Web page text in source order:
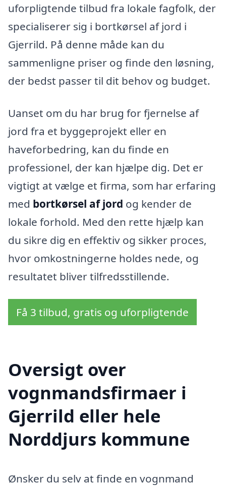
uforpligtende tilbud fra lokale fagfolk, der
specialiserer sig i bortkørsel af jord i
Gjerrild. På denne måde kan du
sammenligne priser og finde den løsning,
der bedst passer til dit behov og budget.
Uanset om du har brug for fjernelse af
jord fra et byggeprojekt eller en
haveforbedring, kan du finde en
professionel, der kan hjælpe dig. Det er
vigtigt at vælge et firma, som har erfaring
med bortkørsel af jord og kender de
lokale forhold. Med den rette hjælp kan
du sikre dig en effektiv og sikker proces,
hvor omkostningerne holdes nede, og
resultatet bliver tilfredsstillende.
Få 3 tilbud, gratis og uforpligtende
Oversigt over
vognmandsfirmaer i
Gjerrild eller hele
Norddjurs kommune
Ønsker du selv at finde en vognmand